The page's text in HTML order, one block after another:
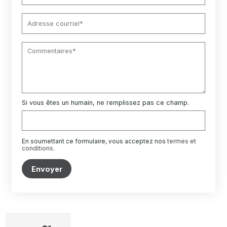
Si vous êtes un humain, ne remplissez pas ce champ.
En soumettant ce formulaire, vous acceptez nostermes et
conditions.
Envoyer